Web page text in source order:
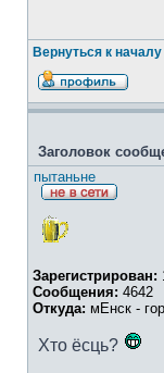
Вернуться к началу
Заголовок
пытаньне
Зарегистрирован:
Сообщения: 4642
Откуда: мЕнск -
Хто ёсць?